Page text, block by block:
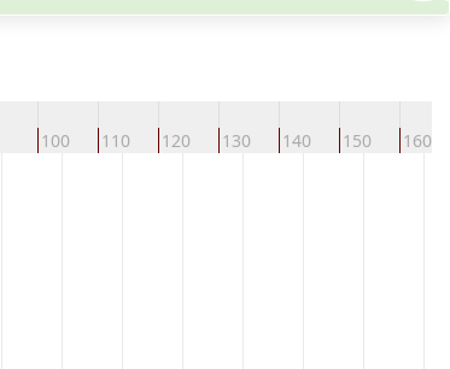
100 110 120 130 140 150 160